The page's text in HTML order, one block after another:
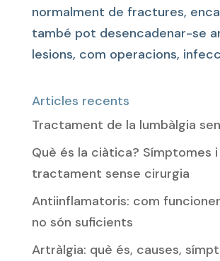
normalment de fractures,
també pot desencadenar-se
lesions, com operacions,
Articles recents
Tractament de la lumbàlgia
Què és la ciàtica? Símptomes i
tractament sense cirurgia
Antiinflamatoris: com
no són suficients
Artràlgia: què és, causes,